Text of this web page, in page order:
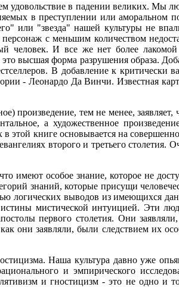
удовольствие в падении великих. Мы
в преступлении или аморальном
или "звезда" нашей культуры не
с меньшим количеством
человек. И все же нет более
высшая форма разрушения образа.
В добавление к критически
- Леонардо Да Винчи. Известная
произведение, тем не менее, заявляет,
а художественное
в этой книге основывается на
второго и третьего столетия.
имеют особое знание, которое не
знаний, которые присущи
логических выводов из имеющихся
мистической интуицией. Эти
первого столетия. Они
они заявляли, были следствием их
Наша культура давно уже
и эмпирического
и гностицизм - это не одно и